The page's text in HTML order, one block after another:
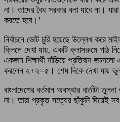
না। তাদের বৈধ সরকার বলা যাবে না।
করতে হবে।’
নির্বাচনে ভোট চুরি হয়েছে উল্লেখ করে
ক্লিপে দেখা যায়, একটি ক্লাসরুমে পাঠ
একজন শিক্ষার্থী দাঁড়িয়ে প্রতিবাদ
করলেন ২+২=৫। শেষ দিকে দেখা যায় ভুল
বাংলাদেশের বর্তমান অবস্থার বার্তাটা
না। তারা প্রকৃত সত্যের ছাঁকুনি দিয়েই